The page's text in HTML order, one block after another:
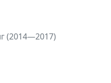
(2014—2017)